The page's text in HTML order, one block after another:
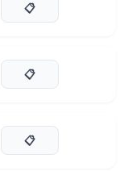
📋
📋
📋